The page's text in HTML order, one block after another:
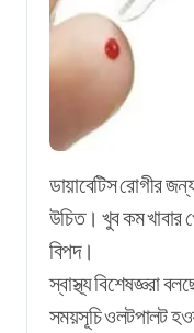
ডায়াবেটিস রোগীর জন্য আদর্শ ডায়েট প্লান অনুস্মরণ করা
উচিত। খুব কম খাবার
বিপদ।
স্বাস্থ্য বিশেষজ্ঞরা
সময়সূচি ওলটপালট